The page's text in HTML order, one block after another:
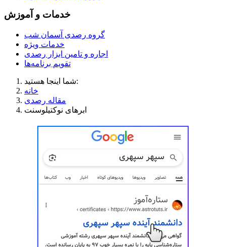
خدمات و آموزش
گروه رصدی آسمان شب
خدمات ویژه
اجاره و تامین ابزار رصدی
تقویم برنامه‌ها
شما اینجا هستید:
خانه
مقاله رصدی
ابرهای نوکتیلوسنت